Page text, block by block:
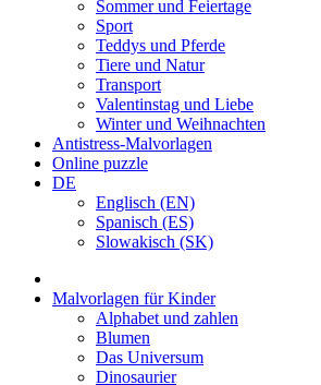
Sommer und Feiertage
Sport
Teddys und Pferde
Tiere und Natur
Transport
Valentinstag und Liebe
Winter und Weihnachten
Antistress-Malvorlagen
Online puzzle
DE
Englisch (EN)
Spanisch (ES)
Slowakisch (SK)
Malvorlagen für Kinder
Alphabet und zahlen
Blumen
Das Universum
Dinosaurier